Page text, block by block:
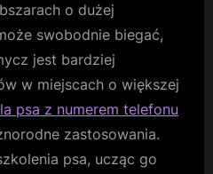
o dużej
swobodnie biegać,
jest bardziej
w miejscach o większej
psa z numerem telefonu
zastosowania.
psa, ucząc go